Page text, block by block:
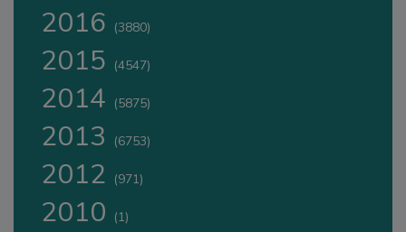
2016 (3880)
2015 (4547)
2014 (5875)
2013 (6753)
2012 (971)
2010 (1)